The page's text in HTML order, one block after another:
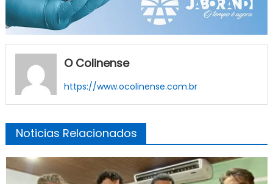
O Colinense
https://www.ocolinense.com.br
Noticias Relacionados